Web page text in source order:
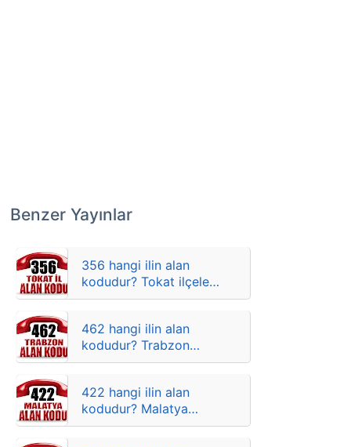
Benzer Yayınlar
356 hangi ilin alan
kodudur? Tokat ilçelere
göre telefon kodları
462 hangi ilin alan
kodudur? Trabzon
ilçelere göre telefon
422 hangi ilin alan
kodudur? Malatya
ilçelere göre telefon